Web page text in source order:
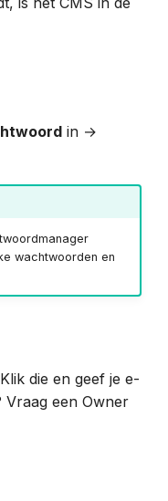
in →
wachtwoorden en
die en geef je e-
Vraag een Owner